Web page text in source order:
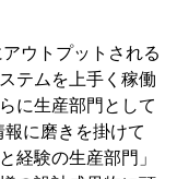
ウトプットされる
テムを上手く稼働
に生産部門として
に磨きを掛けて
経験の生産部門」